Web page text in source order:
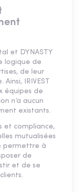
et DYNASTY
logique de
de leur
IRIVEST
équipes de
n’a aucun
existants.
et compliance,
mutualisées
permettre à
de
et de se